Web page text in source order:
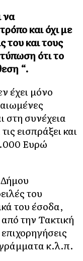
να
και όχι με
του και τους
ότι το
“.
έχει μόνο
στη συνέχεια
εισπράξει και
Ευρώ
του
του έσοδα,
την Τακτική
κ.λ.π.